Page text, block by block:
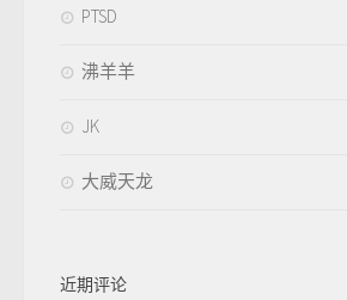
PTSD
沸羊羊
JK
大威天龙
近期评论